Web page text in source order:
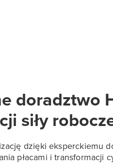
doradztwo
siły
dzięki eksperckiemu
płacami i transformacji